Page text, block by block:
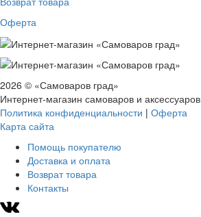
Оферта
2026 © «Самоваров град»
Интернет-магазин самоваров и аксессуаров
Политика конфиденциальности | Оферта
Карта сайта
Помощь покупателю
Доставка и оплата
Возврат товара
Контакты